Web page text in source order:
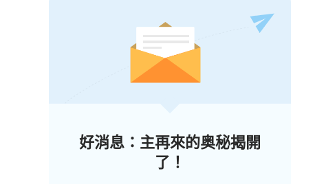
好消息：主再來的奥秘揭開
了！